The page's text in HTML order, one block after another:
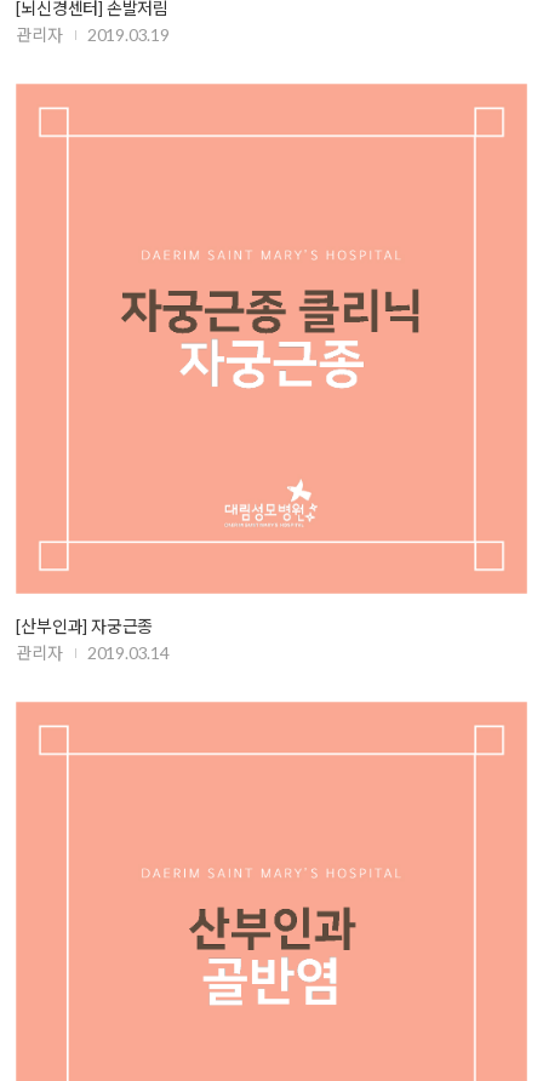
[뇌신경센터] 손발저림
관리자
2019.03.19
[산부인과] 자궁근종
관리자
2019.03.14